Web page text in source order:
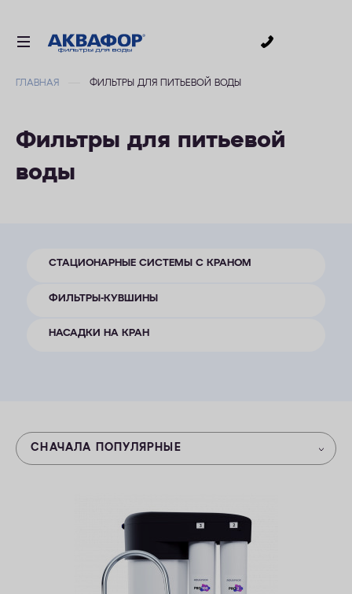
ДЛЯ ВАННОЙ
В КОТТЕДЖ
АКЦИИ
ГЛАВНАЯ ФИЛЬТРЫ ДЛЯ ПИТЬЕВОЙ ВОДЫ
Фильтры для питьевой
воды
СТАЦИОНАРНЫЕ СИСТЕМЫ С КРАНОМ
ФИЛЬТРЫ-КУВШИНЫ
НАСАДКИ НА КРАН
СНАЧАЛА ПОПУЛЯРНЫЕ